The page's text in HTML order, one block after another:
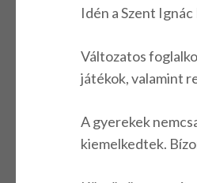
Idén a Szent
Változatos
játékok, valamint
A gyerekek
kiemelkedtek.